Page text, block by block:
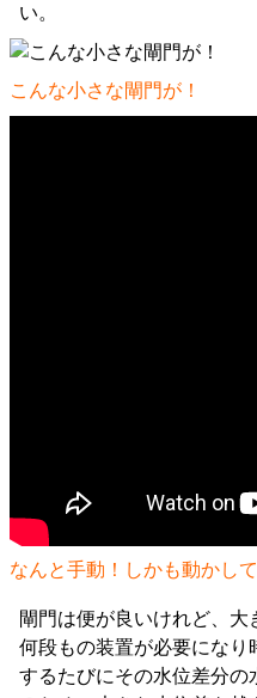
い。
こんな小さな閘門が！
なんと手動！しかも動かし
閘門は便が良いけれど、大
何段もの装置が必要にな
するたびにその水位差分の